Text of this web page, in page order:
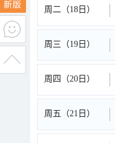
周二（18日）
周三（19日）
周四（20日）
周五（21日）